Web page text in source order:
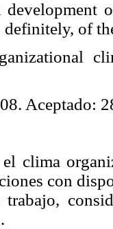
of
Aceptado:
clima
con